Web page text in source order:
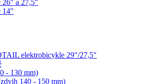
26" a 27,5"
14"
elektrobicykle 29"/27,5"
- 130 mm)
140 - 150 mm)